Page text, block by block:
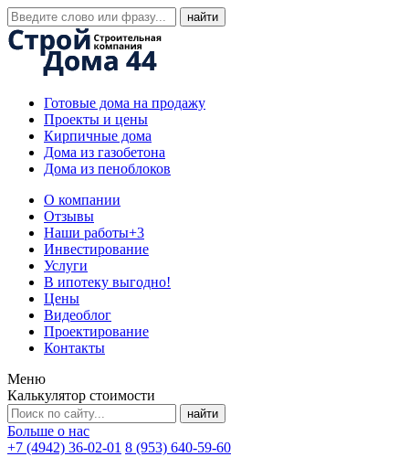
Готовые дома на продажу
Проекты и цены
Кирпичные дома
Дома из газобетона
Дома из пеноблоков
О компании
Отзывы
Наши работы+3
Инвестирование
Услуги
В ипотеку выгодно!
Цены
Видеоблог
Проектирование
Контакты
Меню
Калькулятор стоимости
Больше о нас
+7 (4942) 36-02-01 8 (953) 640-59-60